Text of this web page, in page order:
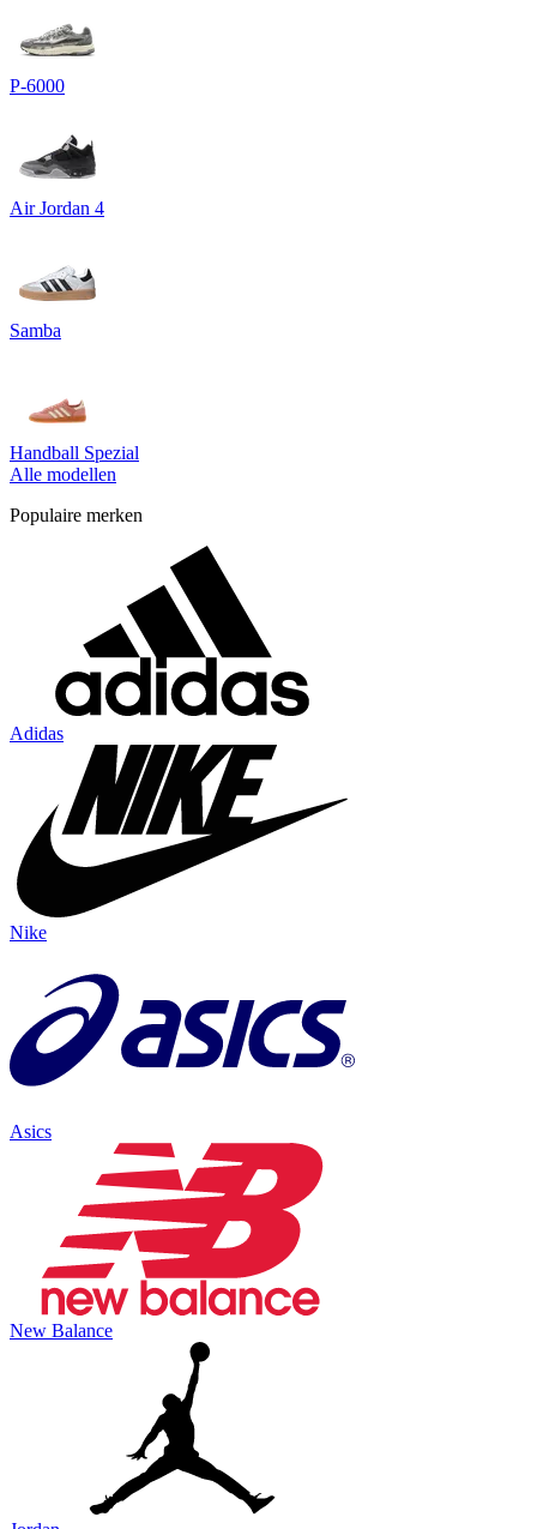
P-6000
Air Jordan 4
Samba
Handball Spezial
Alle modellen
Populaire merken
Adidas
Nike
Asics
New Balance